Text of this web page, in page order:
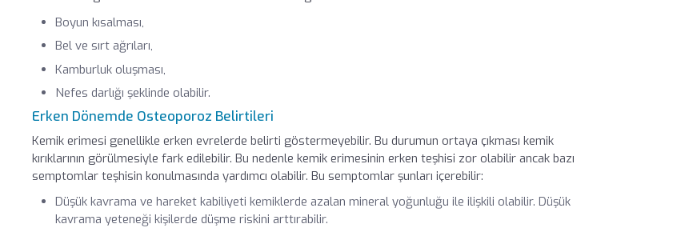
Boyun kısalması,
Bel ve sırt ağrıları,
Kamburluk oluşması,
Nefes darlığı şeklinde olabilir.
Erken Dönemde Osteoporoz Belirtileri
Kemik erimesi genellikle erken evrelerde belirti göstermeyebilir. Bu durumun ortaya çıkması kemik
kırıklarının görülmesiyle fark edilebilir. Bu nedenle kemik erimesinin erken teşhisi zor olabilir ancak bazı
semptomlar teşhisin konulmasında yardımcı olabilir. Bu semptomlar şunları içerebilir:
Düşük kavrama ve hareket kabiliyeti kemiklerde azalan mineral yoğunluğu ile ilişkili olabilir. Düşük
kavrama yeteneği kişilerde düşme riskini arttırabilir.